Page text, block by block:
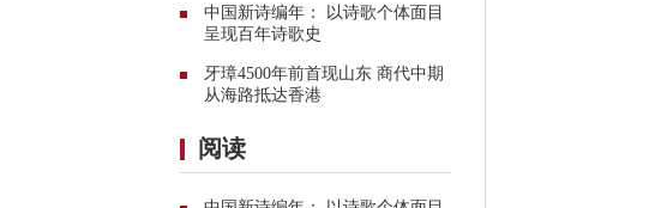
中国新诗编年： 以诗歌个体面目
呈现百年诗歌史
牙璋4500年前首现山东 商代中期
从海路抵达香港
阅读